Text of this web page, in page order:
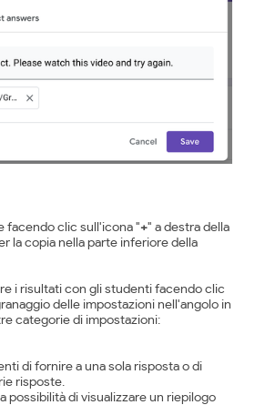
facendo clic sull'icona "+" a destra della
la copia nella parte inferiore della
i risultati con gli studenti facendo clic
delle impostazioni nell'angolo in
categorie di impostazioni:
di fornire a una sola risposta o di
risposte.
possibilità di visualizzare un riepilogo